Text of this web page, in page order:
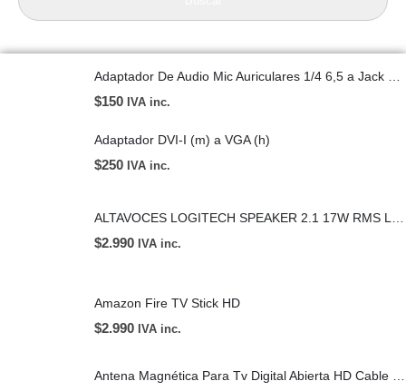
$150 IVA inc.
Adaptador DVI-I (m) a VGA (h)
$250 IVA inc.
$2.990 IVA inc.
Amazon Fire TV Stick HD
$2.990 IVA inc.